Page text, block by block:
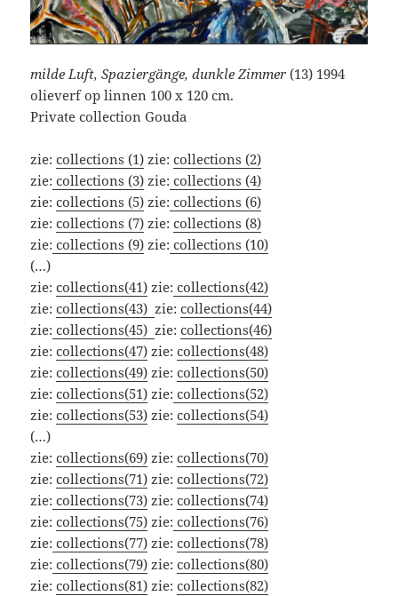
milde Luft, Spaziergänge, dunkle Zimmer (13) 1994
olieverf op linnen 100 x 120 cm.
Private collection Gouda
zie:collections (1) zie:collections (2)
zie: collections (3) zie: collections (4)
zie:collections (5) zie: collections (6)
zie:collections (7) zie:collections (8)
zie: collections (9) zie: collections (10)
(…)
zie:collections(41) zie: collections(42)
zie:collections(43)zie:collections(44)
zie: collections(45)zie:collections(46)
zie:collections(47) zie:collections(48)
zie:collections(49) zie:collections(50)
zie:collections(51) zie: collections(52)
zie:collections(53) zie:collections(54)
(…)
zie:collections(69) zie:collections(70)
zie:collections(71) zie:collections(72)
zie: collections(73) zie:collections(74)
zie:collections(75) zie: collections(76)
zie: collections(77) zie:collections(78)
zie: collections(79) zie:collections(80)
zie:collections(81) zie:collections(82)